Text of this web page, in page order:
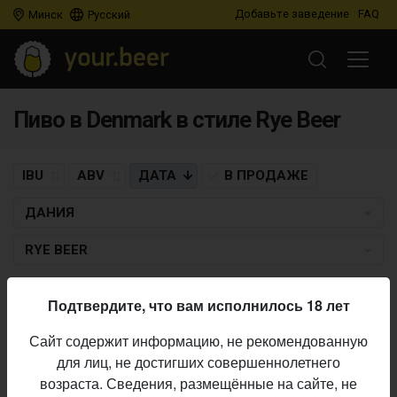
Минск Русский Добавьте заведение FAQ
Пиво в Denmark в стиле Rye Beer
IBU ABV ДАТА В ПРОДАЖЕ
ДАНИЯ
RYE BEER
Rye Beer• 4,9% ABV • 35 IBU •14.04.2018
Подтвердите, что вам исполнилось 18 лет
Сайт содержит информацию, не рекомендованную
для лиц, не достигших совершеннолетнего
возраста. Сведения, размещённые на сайте, не